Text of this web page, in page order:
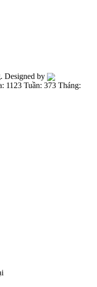
Designed by
1123 Tuần: 373 Tháng: